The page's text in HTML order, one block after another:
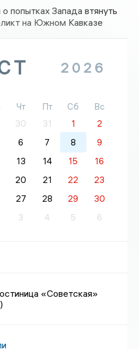
попытках Запада втянуть
на Южном Кавказе
2026
Чт Пт Сб
Вс
30 31 1
2
6 7 8
9
13 14 15
16
20 21 22
23
27 28 29
30
3 4 5 6
«Советская»